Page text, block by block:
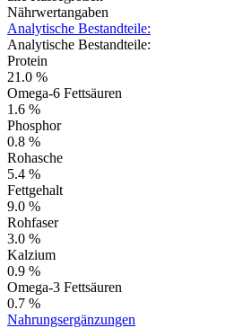
Nährwertangaben
Analytische Bestandteile:
Analytische Bestandteile:
Protein
21.0 %
Omega-6 Fettsäuren
1.6 %
Phosphor
0.8 %
Rohasche
5.4 %
Fettgehalt
9.0 %
Rohfaser
3.0 %
Kalzium
0.9 %
Omega-3 Fettsäuren
0.7 %
Nahrungsergänzungen